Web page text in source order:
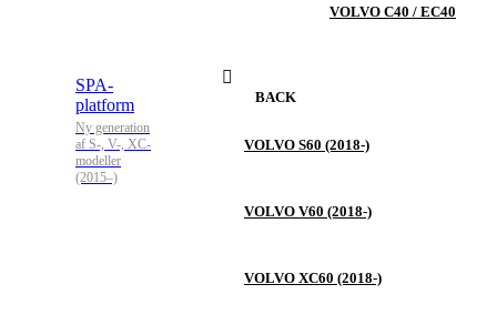
VOLVO C40 / EC40
SPA-
platform
Ny generation
af S-, V-, XC-
modeller
(2015–)
BACK
VOLVO S60 (2018-)
VOLVO V60 (2018-)
VOLVO XC60 (2018-)